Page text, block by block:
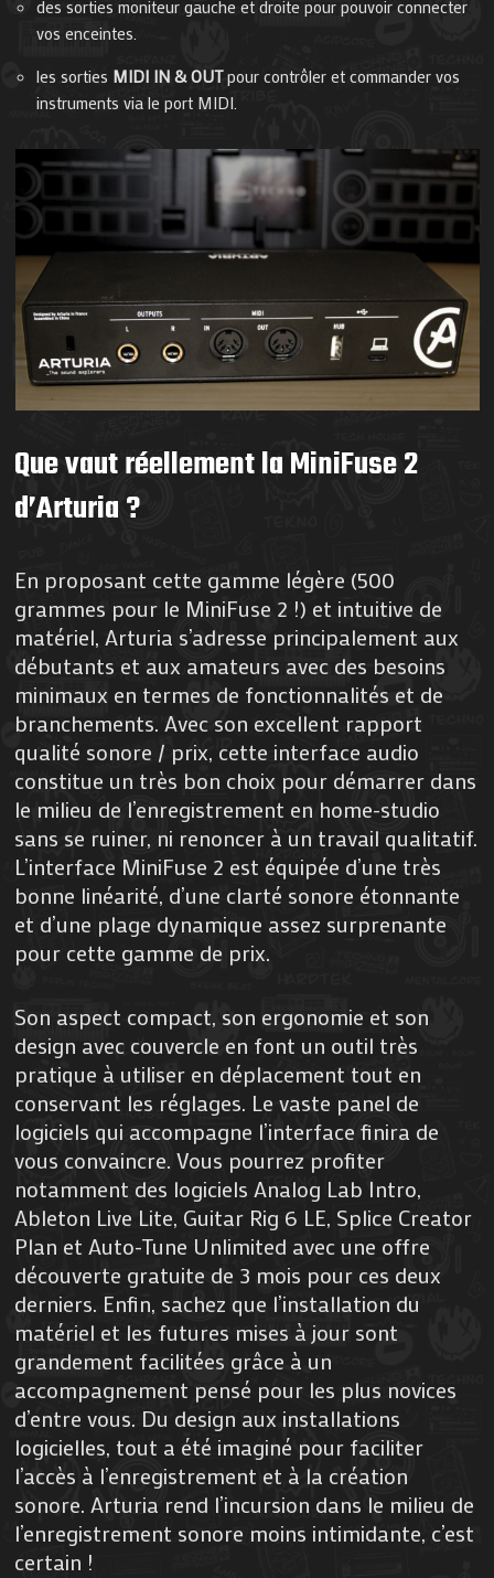
des sorties moniteur gauche et droite pour pouvoir connecter
vos enceintes.
les sorties MIDI IN & OUTpour contrôler et commander vos
instruments via le port MIDI.
Que vaut réellement la MiniFuse 2
d’Arturia ?
En proposant cette gamme légère (500
grammes pour le MiniFuse 2 !) et intuitive de
matériel, Arturia s’adresse principalement aux
débutants et aux amateurs avec des besoins
minimaux en termes de fonctionnalités et de
branchements. Avec son excellent rapport
qualité sonore / prix, cette interface audio
constitue un très bon choix pour démarrer dans
le milieu de l’enregistrement en home-studio
sans se ruiner, ni renoncer à un travail qualitatif.
L’interface MiniFuse 2 est équipée d’une très
bonne linéarité, d’une clarté sonore étonnante
et d’une plage dynamique assez surprenante
pour cette gamme de prix.
Son aspect compact, son ergonomie et son
design avec couvercle en font un outil très
pratique à utiliser en déplacement tout en
conservant les réglages. Le vaste panel de
logiciels qui accompagne l’interface finira de
vous convaincre. Vous pourrez profiter
notamment des logiciels Analog Lab Intro,
Ableton Live Lite, Guitar Rig 6 LE, Splice Creator
Plan et Auto-Tune Unlimited avec une offre
découverte gratuite de 3 mois pour ces deux
derniers. Enfin, sachez que l’installation du
matériel et les futures mises à jour sont
grandement facilitées grâce à un
accompagnement pensé pour les plus novices
d’entre vous. Du design aux installations
logicielles, tout a été imaginé pour faciliter
l’accès à l’enregistrement et à la création
sonore. Arturia rend l’incursion dans le milieu de
l’enregistrement sonore moins intimidante, c’est
certain !